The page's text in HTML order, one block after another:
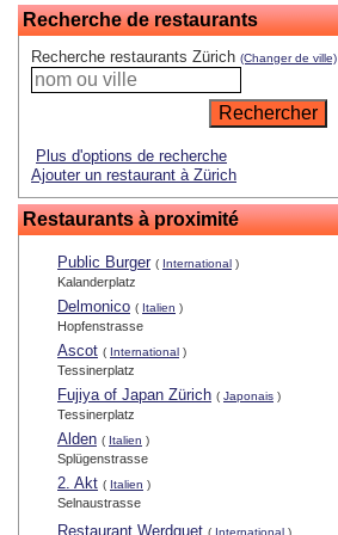
Recherche de restaurants
Recherche restaurants Zürich (Changer de ville)
Plus d'options de recherche
Ajouter un restaurant à Zürich
Restaurants à proximité
Public Burger ( International )
Kalanderplatz
Delmonico ( Italien )
Hopfenstrasse
Ascot ( International )
Tessinerplatz
Fujiya of Japan Zürich ( Japonais )
Tessinerplatz
Alden ( Italien )
Splügenstrasse
2. Akt ( Italien )
Selnaustrasse
Restaurant Werdguet ( International )